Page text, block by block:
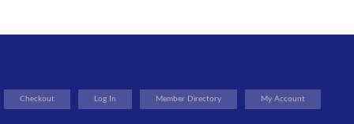
Checkout Log In Member Directory My Account